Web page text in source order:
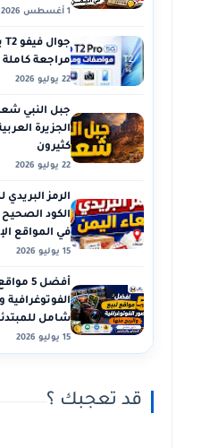
1 أغسطس 2026
مراجعة كاملة
22 يوليو 2026
جبل النبي
الجزيرة
كثيرون
22 يوليو 2026
الرمز
الكود
في المواقع
15 يوليو 2026
أفضل 5
الفوتوغرافية
شامل
15 يوليو 2026
قد تعجبك ؟